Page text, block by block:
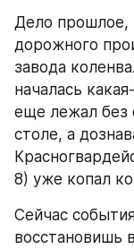
Дело прошлое,
дорожного
завода
началась
еще лежал без
столе, а
8) уже копал
Сейчас
восстановишь